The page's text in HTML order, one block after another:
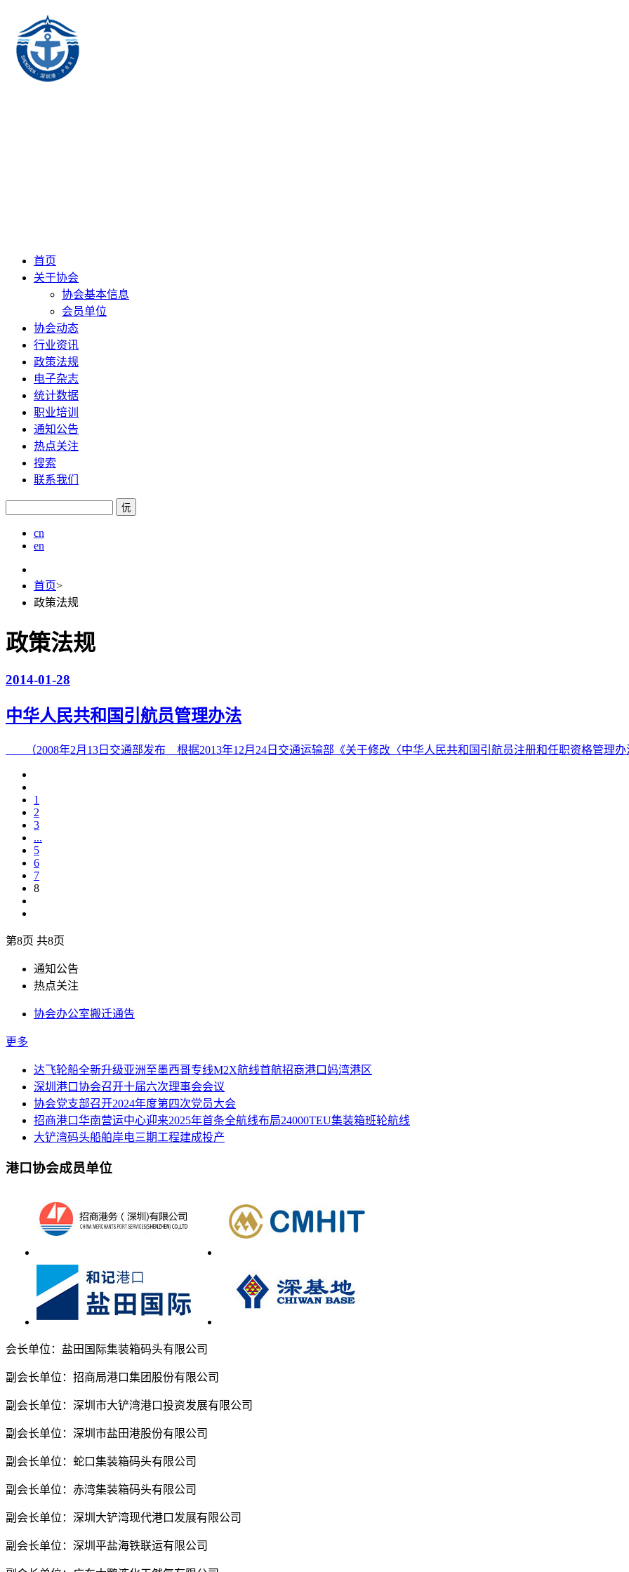
首页
关于协会
协会基本信息
会员单位
协会动态
行业资讯
政策法规
电子杂志
统计数据
职业培训
通知公告
热点关注
搜索
联系我们
㐾
cn
en
首页>
政策法规
政策法规
2014-01-28
中华人民共和国引航员管理办法
（2008年2月13日交通部发布 根据2013年12月24日交通运输部《关于修改〈中华人民共和国引航员注册和任职资格管理办
1
2
3
...
5
6
7
8
第8页 共8页
通知公告
热点关注
协会办公室搬迁通告
更多
达飞轮船全新升级亚洲至墨西哥专线M2X航线首航招商港口妈湾港区
深圳港口协会召开十届六次理事会会议
协会党支部召开2024年度第四次党员大会
招商港口华南营运中心迎来2025年首条全航线布局24000TEU集装箱班轮航线
大铲湾码头船舶岸电三期工程建成投产
港口协会成员单位
会长单位：盐田国际集装箱码头有限公司
副会长单位：招商局港口集团股份有限公司
副会长单位：深圳市大铲湾港口投资发展有限公司
副会长单位：深圳市盐田港股份有限公司
副会长单位：蛇口集装箱码头有限公司
副会长单位：赤湾集装箱码头有限公司
副会长单位：深圳大铲湾现代港口发展有限公司
副会长单位：深圳平盐海铁联运有限公司